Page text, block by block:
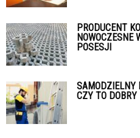
PRODUCENT
NOWOCZESNE
POSESJI
SAMODZIELNY
CZY TO